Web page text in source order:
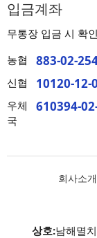
입금계좌
무통장 입금 시 확
농협
883-02-
신협
10120-12-
우체
국
610394-
회사소개
상호:남해멸치